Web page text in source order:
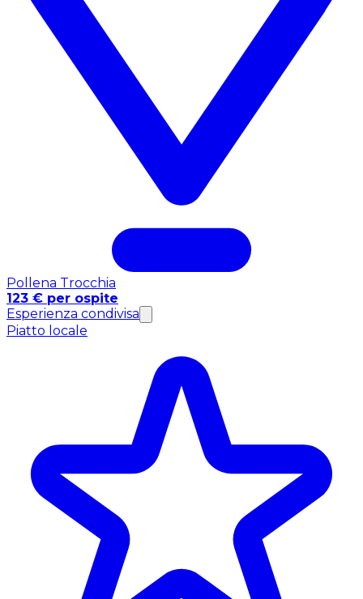
Pollena Trocchia
123 € per ospite
Esperienza condivisa
Piatto locale